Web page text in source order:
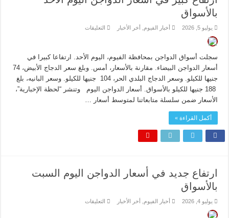
بالأسواق
يوليو 5, 2026 أخبار الفيوم أخر الأخبار التعليقاتعلى
أسعار
الدواجن
اليوم
الأحد
بالأسواق
سجلت أسواق الدواجن بمحافظة الفيوم، اليوم الأحد. ارتفاعا كبيرا في
أسعار الدواجن البيضاء. مقارنة بالأسعار، أمس. وبلغ سعر الدجاج الأبيض، 74
جنيها للكيلو. وسعر الدجاج البلدي الحر، 104 جنيها للكيلو. وسعر البانيه، بلغ
188 جنيها للكيلو بالأسواق. أسعار الدواجن اليوم وتنشر “لحظة الإخبارية”،
الأسعار ضمن سلسلة متابعاتنا لمتوسط أسعار …
أكمل القراءة »
ارتفاع جديد في أسعار الدواجن اليوم السبت
بالأسواق
يوليو 4, 2026 أخبار الفيوم أخر الأخبار التعليقاتعلى